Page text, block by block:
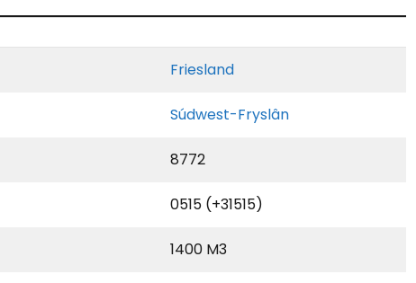
Friesland
Súdwest-Fryslân
8772
0515 (+31515)
1400 M3